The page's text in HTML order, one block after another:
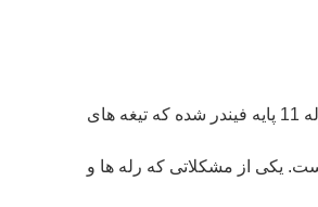
ایتالیا با بوبین 110 ولت AC و سه کنتاکت خروجی 10 آمپر CO است. این رله سوار بر یک سوکت رله 11 پایه فیندر شده که تیغه های
برخوردار است. یکی از مشکلاتی که رله ها و